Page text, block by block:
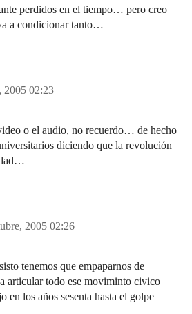
perdidos en el tiempo… pero creo
a condicionar tanto…
2005 02:23
o el audio, no recuerdo… de hecho
diciendo que la revolución
2005 02:26
tenemos que empaparnos de
articular todo ese moviminto civico
en los años sesenta hasta el golpe